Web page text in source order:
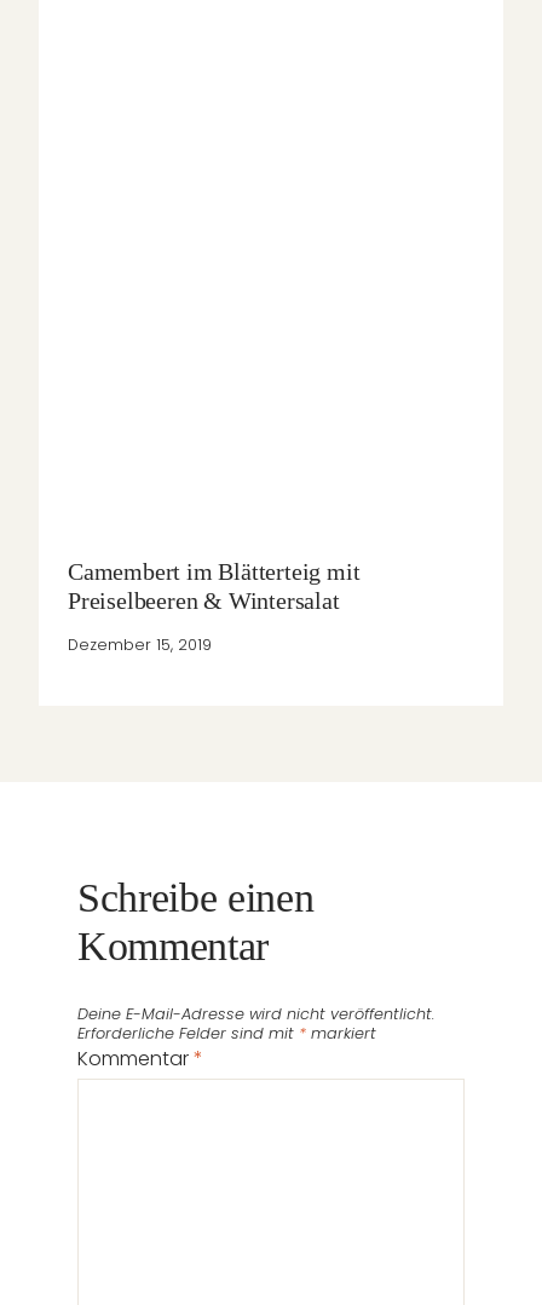
Camembert im Blätterteig mit
Preiselbeeren & Wintersalat
Dezember 15, 2019
Schreibe einen
Kommentar
Deine E-Mail-Adresse wird nicht veröffentlicht.
Erforderliche Felder sind mit * markiert
Kommentar*